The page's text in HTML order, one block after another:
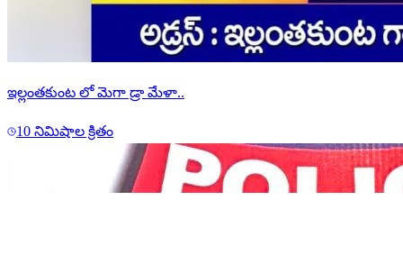
ఇల్లంతకుంట లో మెగా డ్రా మేళా..
10 నిమిషాల క్రితం